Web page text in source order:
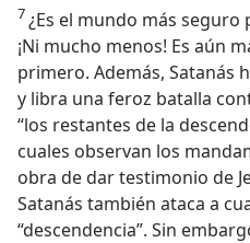
7¿Es el mundo más
¡Ni mucho menos! Es aún
primero. Además, Satanás
y libra una feroz batalla
“los restantes de la
cuales observan los
obra de dar testimonio de
Satanás también ataca a
“descendencia”. Sin